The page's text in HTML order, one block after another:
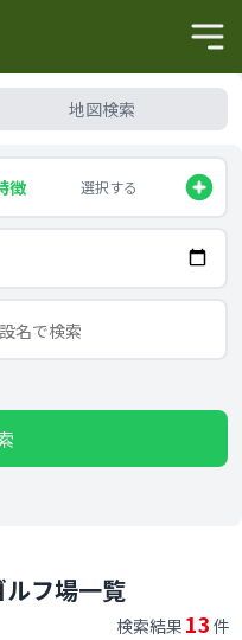
地図検索
徴 選択する
フ場一覧
検索結果 13 件